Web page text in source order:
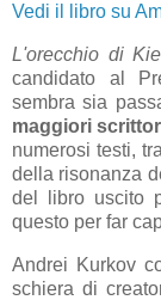
Vedi il libro su
L'orecchio di
candidato al
sembra sia
maggiori
numerosi testi,
della risonanza
del libro uscito
questo per far
Andrei Kurkov
schiera di